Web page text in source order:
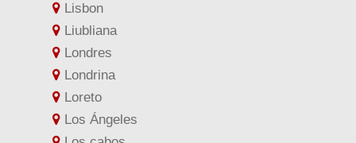
Lisbon
Liubliana
Londres
Londrina
Loreto
Los Ángeles